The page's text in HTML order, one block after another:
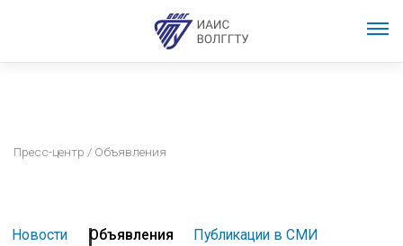
Пресс-центр / Объявления
Новости Объявления
Публикации в СМИ